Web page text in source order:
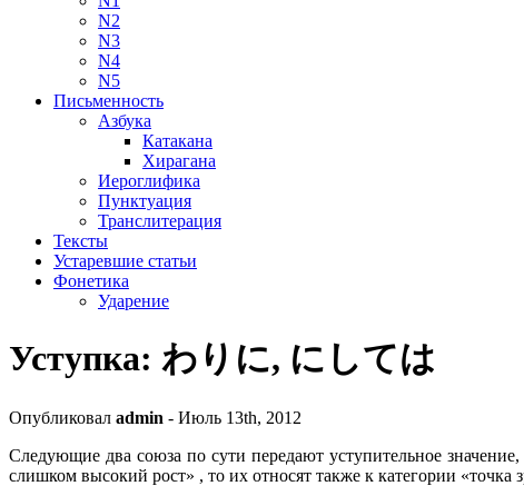
N2
N3
N4
N5
Письменность
Азбука
Катакана
Хирагана
Иероглифика
Пунктуация
Транслитерация
Тексты
Устаревшие статьи
Фонетика
Ударение
Уступка: わりに, にしては
Опубликовал admin - Июль 13th, 2012
Следующие два союза по сути передают уступительное
слишком высокий рост» , то их относят также к категории «точка